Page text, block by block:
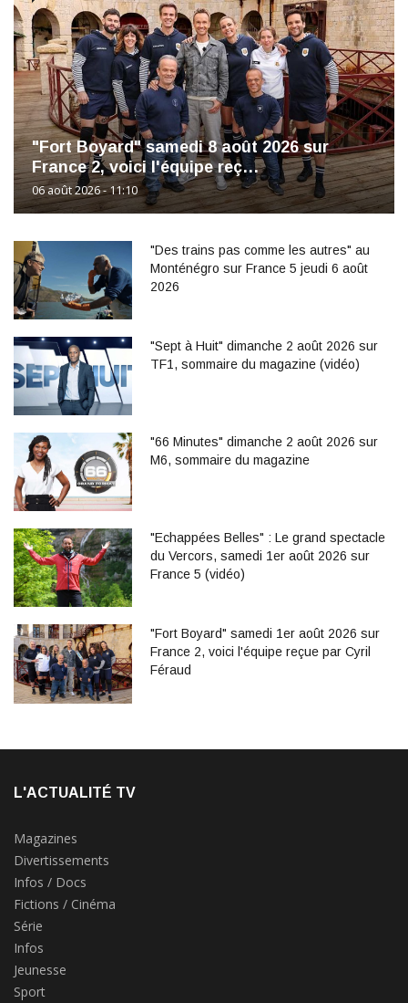
"Fort Boyard" samedi 8 août 2026 sur
France 2, voici l'équipe reç…
06 août 2026 - 11:10
"Des trains pas comme les autres" au
Monténégro sur France 5 jeudi 6 août
2026
"Sept à Huit" dimanche 2 août 2026 sur
TF1, sommaire du magazine (vidéo)
"66 Minutes" dimanche 2 août 2026 sur
M6, sommaire du magazine
"Echappées Belles" : Le grand spectacle
du Vercors, samedi 1er août 2026 sur
France 5 (vidéo)
"Fort Boyard" samedi 1er août 2026 sur
France 2, voici l'équipe reçue par Cyril
Féraud
L'ACTUALITÉ TV
Magazines
Divertissements
Infos / Docs
Fictions / Cinéma
Série
Infos
Jeunesse
Sport